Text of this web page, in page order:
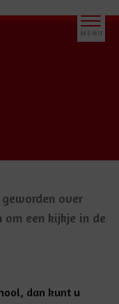
over
een kijkje in de
dan kunt u